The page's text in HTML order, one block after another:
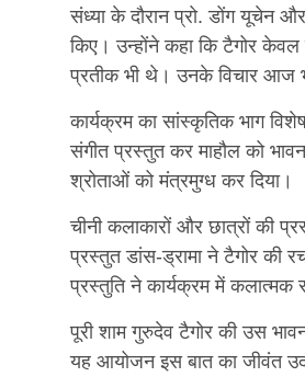
संध्या के दौरान प्रो. डोंग यूचेन
किए। उन्होंने कहा कि टैगोर
प्रतीक भी थे। उनके विचार आज
कार्यक्रम का सांस्कृतिक भाग
संगीत प्रस्तुत कर माहौल को
श्रोताओं को मंत्रमुग्ध कर दिया।
चीनी कलाकारों और छात्रों की
प्रस्तुत डांस-ड्रामा ने टैगोर की
प्रस्तुति ने कार्यक्रम में कलात्मक
पूरी शाम गुरुदेव टैगोर की उस
यह आयोजन इस बात का जीवंत